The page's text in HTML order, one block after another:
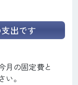
出です
月の固定費と
。